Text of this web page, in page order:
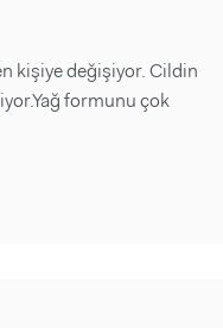
kişiye değişiyor. Cildin
formunu çok